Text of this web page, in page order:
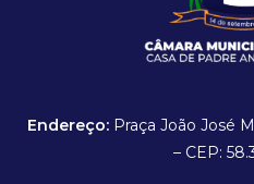
Endereço: Praça João José
– CEP: